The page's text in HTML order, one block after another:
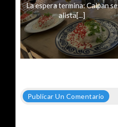
La espera termina: Calpan se
alista[...]
Publicar Un Comentario